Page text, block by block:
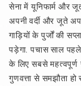
सेना में यूनिफार्म और
अपनी वर्दी और जूते
गाड़ियों के पुर्जों की
पड़ेगा. पचास साल पहले
के लिए सबसे महत्वपूर्ण
गुणवत्ता से समझौता हो